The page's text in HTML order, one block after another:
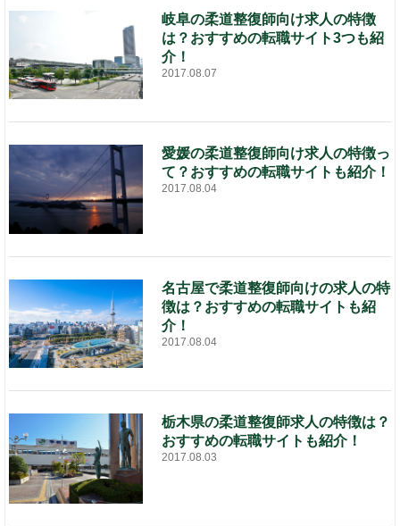
岐阜の柔道整復師向け求人の特徴
は？おすすめの転職サイト3つも紹
介！
2017.08.07
愛媛の柔道整復師向け求人の特徴っ
て？おすすめの転職サイトも紹介！
2017.08.04
名古屋で柔道整復師向けの求人の特
徴は？おすすめの転職サイトも紹
介！
2017.08.04
栃木県の柔道整復師求人の特徴は？
おすすめの転職サイトも紹介！
2017.08.03